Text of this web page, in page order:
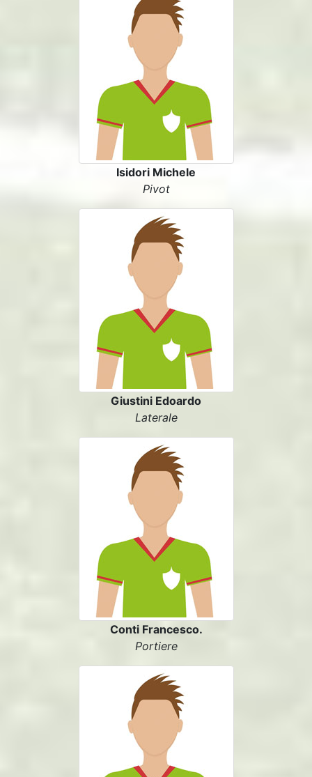
Isidori Michele
Pivot
Giustini Edoardo
Laterale
Conti Francesco.
Portiere